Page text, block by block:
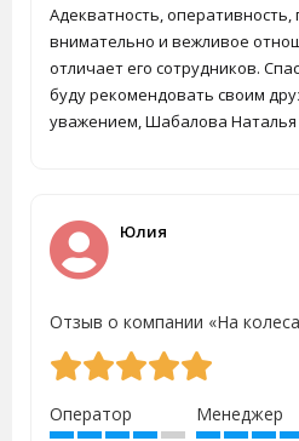
Адекватность,
внимательно и вежливое
отличает его сотрудников.
буду рекомендовать своим
уважением, Шабалова
Юлия
Отзыв о компании «На
Оператор Менеджер